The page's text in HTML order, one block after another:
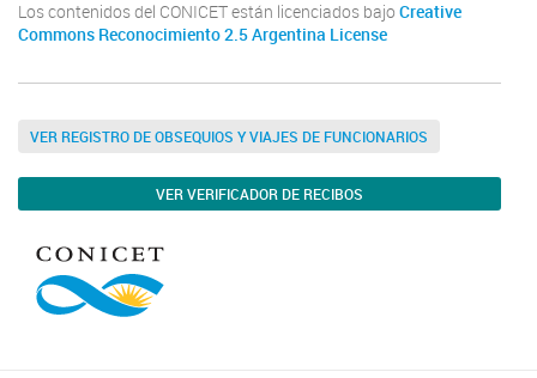
Los contenidos del CONICET están licenciados bajo Creative
Commons Reconocimiento 2.5 Argentina License
VER REGISTRO DE OBSEQUIOS Y VIAJES DE FUNCIONARIOS
VER VERIFICADOR DE RECIBOS